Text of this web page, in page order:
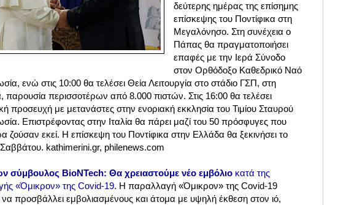
δεύτερης ημέρας της επίσημης
επίσκεψης του Ποντίφικα στη
Μεγαλόνησο. Στη συνέχεια ο
Πάπας θα πραγματοποιήσει
επαφές με την Ιερά Σύνοδο
στον Ορθόδοξο Καθεδρικό Ναό
ενώ στις 10:00 θα τελέσει Θεία Λειτουργία στο στάδιο ΓΣΠ, στη
παρουσία περισσοτέρων από 8.000 πιστών. Στις 16:00 θα τελέσει
προσευχή με μετανάστες στην ενοριακή εκκλησία του Τιμίου Σταυρού
Επιστρέφοντας στην Ιταλία θα πάρει μαζί του 50 πρόσφυγες που
ζούσαν εκεί. Η επίσκεψη του Ποντίφικα στην Ελλάδα θα ξεκινήσει το
kathimerini.gr, philenews.com
σύμβουλος BioNTech: Θα χρειαστούμε νέο εμβόλιο κατά της
«Όμικρον» της Covid-19. Η παραλλαγή «Όμικρον» της Covid-19
να προσβάλλει εμβολιασμένους και άτομα με υψηλή έκθεση στον ιό,